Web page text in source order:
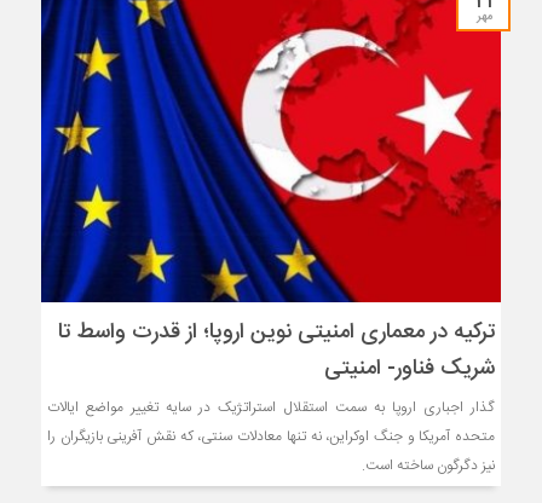
مهر
ترکیه در معماری امنیتی نوین اروپا؛ از قدرت واسط تا
شریک فناور- امنیتی
گذار اجباری اروپا به سمت استقلال استراتژیک در سایه تغییر مواضع ایالات
متحده آمریکا و جنگ اوکراین، نه تنها معادلات سنتی، که نقش آفرینی بازیگران را
نیز دگرگون ساخته است.